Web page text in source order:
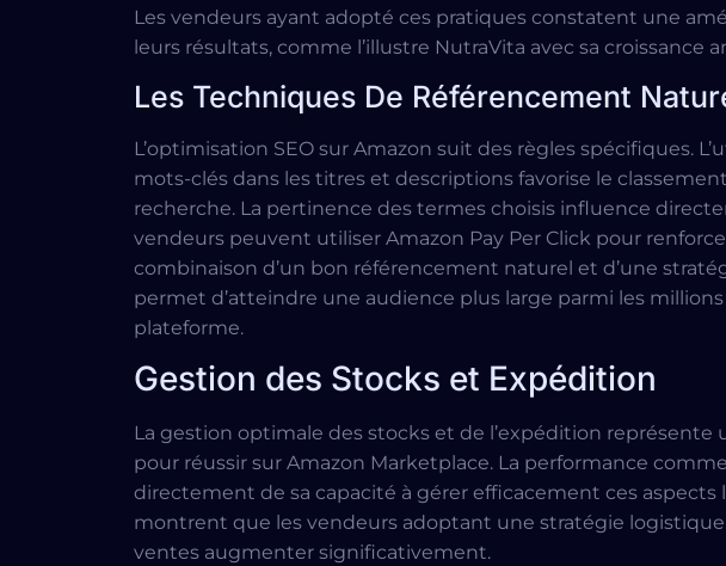
Les vendeurs ayant adopté ces pratiques constatent une
leurs résultats, comme l’illustre NutraVita avec sa croissance
Les Techniques De Référencement
L’optimisation SEO sur Amazon suit des règles spécifiques.
mots-clés dans les titres et descriptions favorise le
recherche. La pertinence des termes choisis influence
vendeurs peuvent utiliser Amazon Pay Per Click pour
combinaison d’un bon référencement naturel et d’une
permet d’atteindre une audience plus large parmi les millions
plateforme.
Gestion des Stocks et Expédition
La gestion optimale des stocks et de l’expédition représente
pour réussir sur Amazon Marketplace. La performance
directement de sa capacité à gérer efficacement ces aspects
montrent que les vendeurs adoptant une stratégie
ventes augmenter significativement.